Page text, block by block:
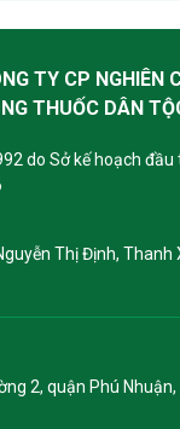
TY CP NGHIÊN
THUỐC DÂN
do Sở kế hoạch
Thị Định, Thanh
2, quận Phú Nhuận,